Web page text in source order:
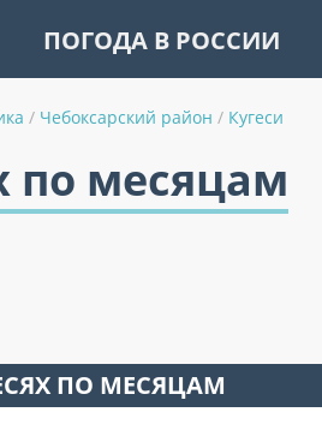
ПОГОДА В РОССИИ
/ Чебоксарский район / Кугеси
по месяцам
ПО МЕСЯЦАМ